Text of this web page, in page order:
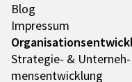
Blog
Impres­sum
Stra­te­gie- & Unter­neh­
mens­ent­wick­lung